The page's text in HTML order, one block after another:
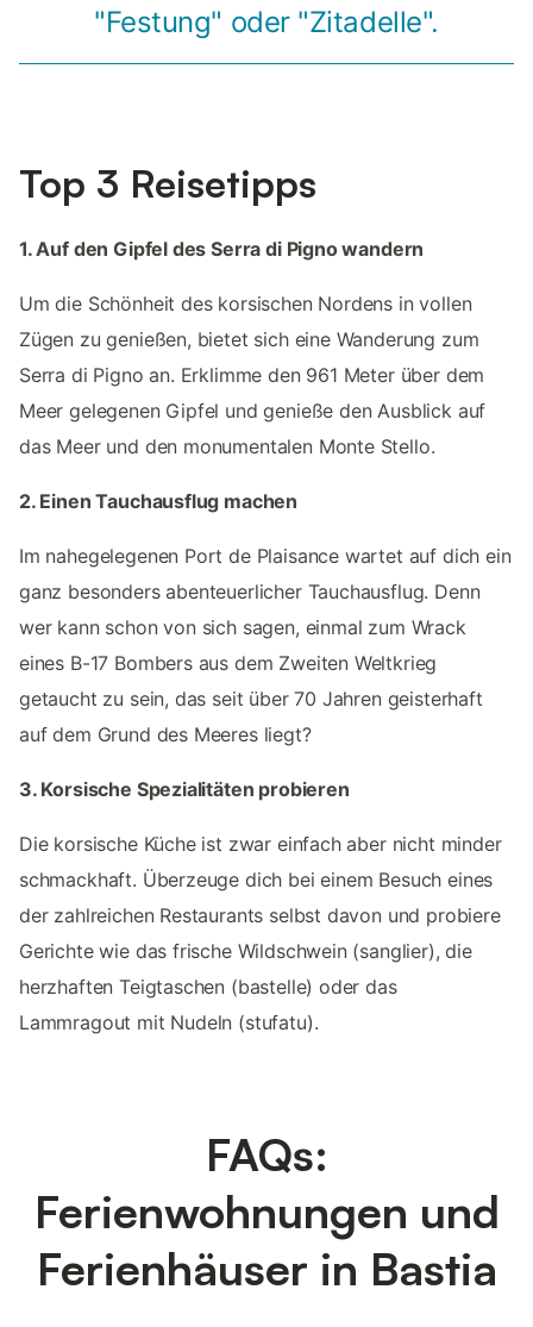
"Festung" oder "Zitadelle".
Top 3 Reisetipps
1. Auf den Gipfel des Serra di Pigno wandern
Um die Schönheit des korsischen Nordens in vollen
Zügen zu genießen, bietet sich eine Wanderung zum
Serra di Pigno an. Erklimme den 961 Meter über dem
Meer gelegenen Gipfel und genieße den Ausblick auf
das Meer und den monumentalen Monte Stello.
2. Einen Tauchausflug machen
Im nahegelegenen Port de Plaisance wartet auf dich ein
ganz besonders abenteuerlicher Tauchausflug. Denn
wer kann schon von sich sagen, einmal zum Wrack
eines B-17 Bombers aus dem Zweiten Weltkrieg
getaucht zu sein, das seit über 70 Jahren geisterhaft
auf dem Grund des Meeres liegt?
3. Korsische Spezialitäten probieren
Die korsische Küche ist zwar einfach aber nicht minder
schmackhaft. Überzeuge dich bei einem Besuch eines
der zahlreichen Restaurants selbst davon und probiere
Gerichte wie das frische Wildschwein (sanglier), die
herzhaften Teigtaschen (bastelle) oder das
Lammragout mit Nudeln (stufatu).
FAQs:
Ferienwohnungen und
Ferienhäuser in Bastia